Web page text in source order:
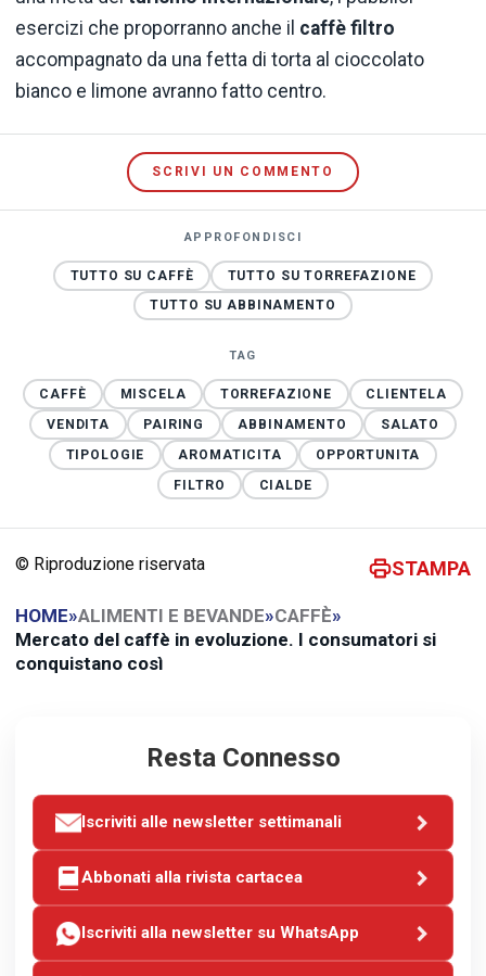
esercizi che proporranno anche il caffè filtro
accompagnato da una fetta di torta al cioccolato
bianco e limone avranno fatto centro.
SCRIVI UN COMMENTO
APPROFONDISCI
TUTTO SU CAFFÈ
TUTTO SU TORREFAZIONE
TUTTO SU ABBINAMENTO
TAG
CAFFÈ MISCELA TORREFAZIONE
CLIENTELA
VENDITA
PAIRING ABBINAMENTO
SALATO
TIPOLOGIE
AROMATICITA
OPPORTUNITA
FILTRO
CIALDE
© Riproduzione riservata STAMPA
HOME»ALIMENTI E BEVANDE»CAFFÈ»
Mercato del caffè in evoluzione. I consumatori si
conquistano così
Resta Connesso
Iscriviti alle newsletter settimanali
Abbonati alla rivista cartacea
Iscriviti alla newsletter su WhatsApp